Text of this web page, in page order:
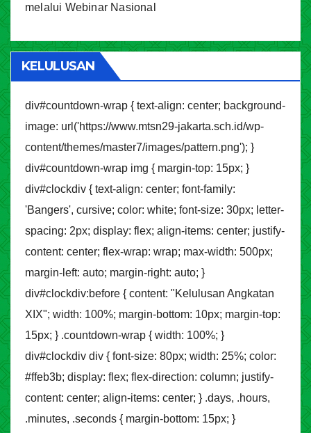
melalui Webinar Nasional
KELULUSAN
div#countdown-wrap { text-align: center; background-
image: url('https://www.mtsn29-jakarta.sch.id/wp-
content/themes/master7/images/pattern.png'); }
div#countdown-wrap img { margin-top: 15px; }
div#clockdiv { text-align: center; font-family:
'Bangers', cursive; color: white; font-size: 30px; letter-
spacing: 2px; display: flex; align-items: center; justify-
content: center; flex-wrap: wrap; max-width: 500px;
margin-left: auto; margin-right: auto; }
div#clockdiv:before { content: "Kelulusan Angkatan
XIX"; width: 100%; margin-bottom: 10px; margin-top:
15px; } .countdown-wrap { width: 100%; }
div#clockdiv div { font-size: 80px; width: 25%; color:
#ffeb3b; display: flex; flex-direction: column; justify-
content: center; align-items: center; } .days, .hours,
.minutes, .seconds { margin-bottom: 15px; }